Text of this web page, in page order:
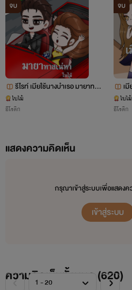
เบิกโพลงดิ้นร้นหาทางพาตัวเองสู่อิสร
เธอนั้นทับเอาไว้แน่น ทั้งสองแขนยังต
เรียวลิ้นไล้ต้อนเข้าไปในโพรงปากยิ่งกร
นิยายเรื่องนี้เป็นเพียงจินตนาการ
ห้ามดัดแปลงหรือคัดลอก โดยเด็ดขา
จบ
รีไรท์ เมียใช้นางบำเรอ มายาทาส
เสน่หา(พระเอกเลว เมียคนใช้) E
book
ใบไม้
อีโรติก
จบ
เ
ใบไม้
อีโรติก
แสดงความคิดเห็น
กรุณาเข้าสู่ระบบเพื่อแสดง
เข้าสู่ระบบ
ความคิดเห็นทั้งหมด (620)